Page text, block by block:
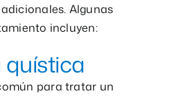
Algunas
incluyen:
quística
para tratar un